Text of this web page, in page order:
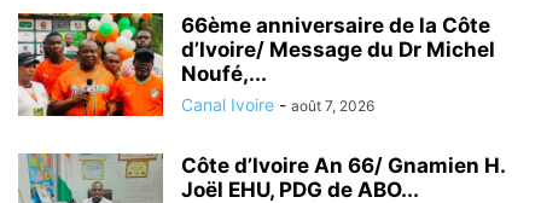
66ème anniversaire de la Côte
d’Ivoire/ Message du Dr Michel
Noufé,...
Canal Ivoire - août 7, 2026
Côte d’Ivoire An 66/ Gnamien H.
Joël EHU, PDG de ABO...